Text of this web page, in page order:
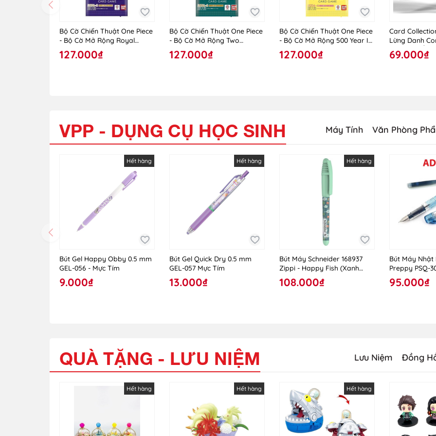
Bộ Cờ Chiến Thuật One Piece
- Bộ Cờ Mở Rộng Royal
Blood OP-10 - TCG - One
Piece - Vol.10
127.000₫
Bộ Cờ Chiến Thuật One Piece
- Bộ Cờ Mở Rộng Two
Legends OP-08
127.000₫
Bộ Cờ Chiến Thuật One Piece
- Bộ Cờ Mở Rộng 500 Year In
The Future
127.000₫
Card
Lừng Danh
2025 - Dư
- Character In
69.000₫
VPP - DỤNG CỤ HỌC SINH Máy Tính Văn Phòng
Hết hàng
Bút Gel Happy Obby 0.5 mm
GEL-056 - Mực Tím
9.000₫
Hết hàng
Bút Gel Quick Dry 0.5 mm
GEL-057 Mực Tím
13.000₫
Hết hàng
Bút Máy Schneider 168937
Zippi - Happy Fish (Xanh
Nhạt)
108.000₫
Bút Máy Nhật
Preppy PSQ-
Xanh
95.000₫
QUÀ TẶNG - LƯU NIỆM Lưu Niệm Đồng
Hết hàng Hết hàng Hết hàng